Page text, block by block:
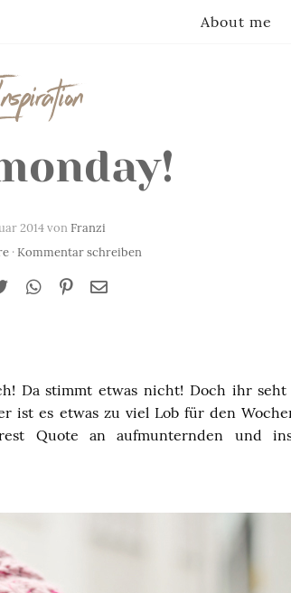
2014 vonFranzi
· Kommentar schreiben
Da stimmt etwas nicht! Doch ihr
ist es etwas zu viel Lob für den
Quote an aufmunternden und
About me